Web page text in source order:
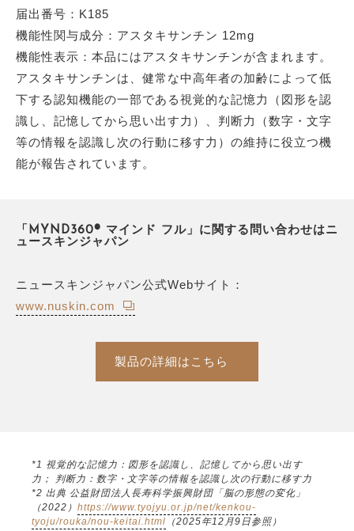
届出番号：K185
機能性関与成分：アスタキサンチン 12mg
機能性表示：本品にはアスタキサンチンが含まれます。
アスタキサンチンは、健常な中高年者の加齢によって低
下する認知機能の一部である視覚的な記憶力（図形を認
識し、記憶してから思い出す力）、判断力（数字・文字
等の情報を認識し次の行動に移す力）の維持に役立つ機
能が報告されています。
「MYND360® マインド フル」に関する問い合わせはニ
ュースキンジャパン
ニュースキンジャパン公式Webサイト：
www.nuskin.com
製品の詳細はこちら
*1 視覚的な記憶力：図形を認識し、記憶してから思い出す
力； 判断力：数字・文字等の情報を認識し次の行動に移す力
*2 出典 公益財団法人長寿科学振興財団「脳の形態の変化」
（2022） https://www.tyojyu.or.jp/net/kenkou-
tyoju/rouka/nou-keitai.html （2025年12月9日参照）